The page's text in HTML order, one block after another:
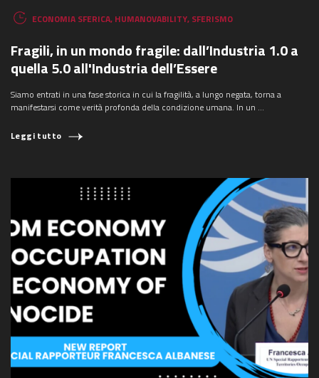
ECONOMIA SFERICA, HUMANOVABILITY, SFERISMO
Fragili, in un mondo fragile: dall’Industria 1.0 a
quella 5.0 all'Industria dell’Essere
Siamo entrati in una fase storica in cui la fragilità, a lungo negata, torna a
manifestarsi come verità profonda della condizione umana. In un ...
Leggi tutto
COSA STAI CERCANDO?